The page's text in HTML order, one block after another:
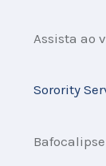
Assista ao
Sorority
Bafocalipse